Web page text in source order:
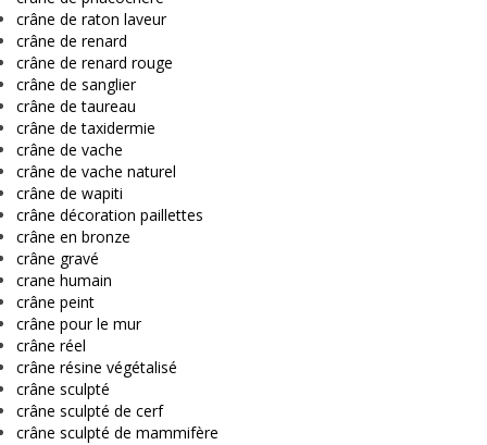
crâne de raton laveur
crâne de renard
crâne de renard rouge
crâne de sanglier
crâne de taureau
crâne de taxidermie
crâne de vache
crâne de vache naturel
crâne de wapiti
crâne décoration paillettes
crâne en bronze
crâne gravé
crane humain
crâne peint
crâne pour le mur
crâne réel
crâne résine végétalisé
crâne sculpté
crâne sculpté de cerf
crâne sculpté de mammifère